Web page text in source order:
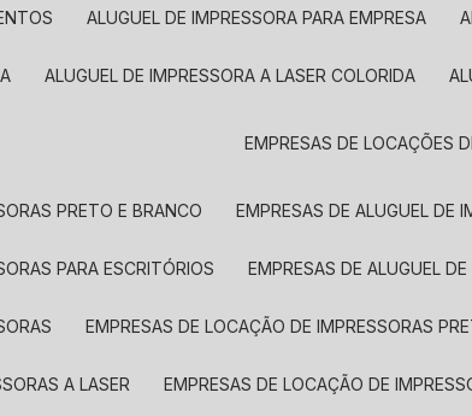
ALUGUEL DE IMPRESSORA PARA EMPRESA
ALUGUEL DE IMPRESSORA A LASER COLORIDA
EMPRESAS DE LOCAÇÕES
PRETO E BRANCO EMPRESAS DE ALUGUEL DE
PARA ESCRITÓRIOS EMPRESAS DE ALUGUEL
EMPRESAS DE LOCAÇÃO DE IMPRESSORAS
A LASER EMPRESAS DE LOCAÇÃO DE